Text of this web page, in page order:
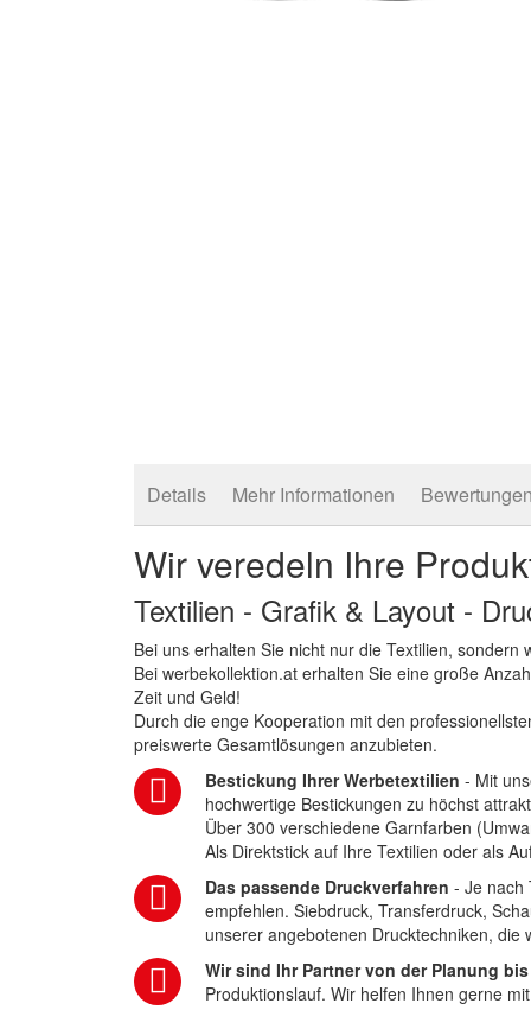
Details Mehr Informationen Bewertungen
Wir veredeln Ihre
Textilien - Grafik & Layout -
Bei uns erhalten Sie nicht nur die Textilien,
Bei werbekollektion.at erhalten Sie eine große
Zeit und Geld!
Durch die enge Kooperation mit den
preiswerte Gesamtlösungen anzubieten.
Bestickung Ihrer Werbetextilien - Mit
hochwertige Bestickungen zu höchst
Über 300 verschiedene Garnfarben
Als Direktstick auf Ihre Textilien oder als
Das passende Druckverfahren - Je nach
empfehlen. Siebdruck, Transferdruck,
unserer angebotenen Drucktechniken,
Wir sind Ihr Partner von der Planung
Produktionslauf. Wir helfen Ihnen gerne